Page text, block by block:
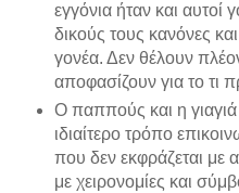
εγγόνια ήταν και αυτοί
δικούς τους κανόνες
γονέα. Δεν θέλουν
αποφασίζουν για το τι
Ο παππούς και η γιαγιά
ιδιαίτερο τρόπο
που δεν εκφράζεται με
με χειρονομίες και